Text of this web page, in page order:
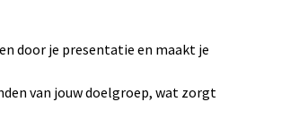
door je presentatie en maakt je
van jouw doelgroep, wat zorgt